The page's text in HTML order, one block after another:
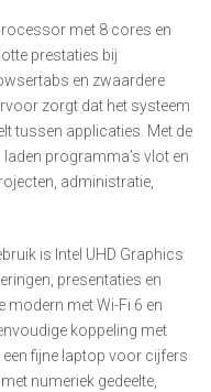
met 8 cores en
prestaties bij
en zwaardere
zorgt dat het systeem
tussen applicaties. Met de
programma’s vlot en
administratie,
is Intel UHD Graphics
presentaties en
modern met Wi-Fi 6 en
koppeling met
fijne laptop voor cijfers
numeriek gedeelte,